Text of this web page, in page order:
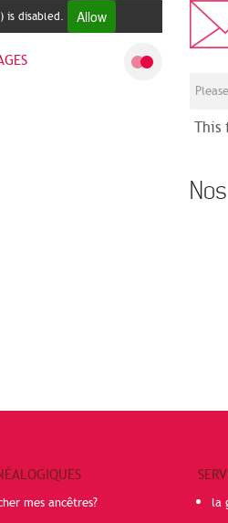
is disabled. Allow
This
mes ancêtres?
la